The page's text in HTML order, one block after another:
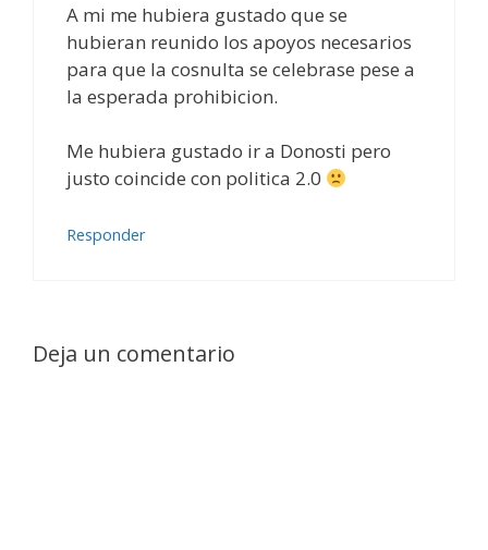
A mi me hubiera gustado que se
hubieran reunido los apoyos necesarios
para que la cosnulta se celebrase pese a
la esperada prohibicion.
Me hubiera gustado ir a Donosti pero
justo coincide con politica 2.0
Responder
Deja un comentario